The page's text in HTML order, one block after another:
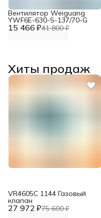
15 466 ₽41 800 ₽
Вентилятор Weiguang
YWF6E-630-S-137/70-G
Хиты продаж
27 972 ₽75 600 ₽
VR4605С 1144 Газовый
клапан